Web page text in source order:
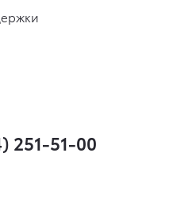
251-51-00